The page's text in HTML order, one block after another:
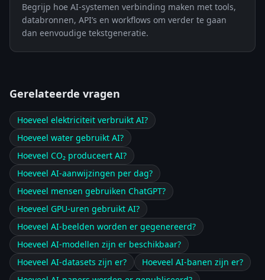
Begrijp hoe AI-systemen verbinding maken met tools,
databronnen, API’s en workflows om verder te gaan
dan eenvoudige tekstgeneratie.
Gerelateerde vragen
Hoeveel elektriciteit verbruikt AI?
Hoeveel water gebruikt AI?
Hoeveel CO₂ produceert AI?
Hoeveel AI-aanwijzingen per dag?
Hoeveel mensen gebruiken ChatGPT?
Hoeveel GPU-uren gebruikt AI?
Hoeveel AI-beelden worden er gegenereerd?
Hoeveel AI-modellen zijn er beschikbaar?
Hoeveel AI-datasets zijn er?
Hoeveel AI-banen zijn er?